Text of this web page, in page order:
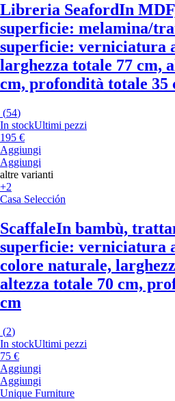
Libreria SeafordIn
superficie: melamina/
superficie: verniciatura
larghezza totale 77 cm,
cm, profondità totale 35
(54)
In stockUltimi pezzi
195 €
Aggiungi
Aggiungi
altre varianti
+2
Casa Selección
ScaffaleIn bambù,
superficie: verniciatura
colore naturale,
altezza totale 70 cm,
cm
(2)
In stockUltimi pezzi
75 €
Aggiungi
Aggiungi
Unique Furniture